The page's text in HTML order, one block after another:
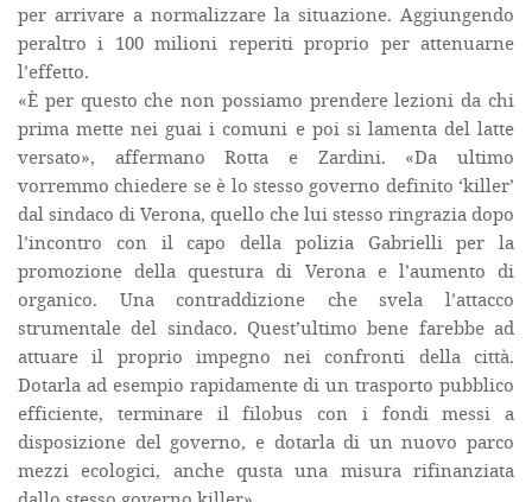
per arrivare a normalizzare la situazione. Aggiungendo
peraltro i 100 milioni reperiti proprio per attenuarne
l’effetto.
«È per questo che non possiamo prendere lezioni da chi
prima mette nei guai i comuni e poi si lamenta del latte
versato», affermano Rotta e Zardini. «Da ultimo
vorremmo chiedere se è lo stesso governo definito ‘killer’
dal sindaco di Verona, quello che lui stesso ringrazia dopo
l’incontro con il capo della polizia Gabrielli per la
promozione della questura di Verona e l’aumento di
organico. Una contraddizione che svela l’attacco
strumentale del sindaco. Quest’ultimo bene farebbe ad
attuare il proprio impegno nei confronti della città.
Dotarla ad esempio rapidamente di un trasporto pubblico
efficiente, terminare il filobus con i fondi messi a
disposizione del governo, e dotarla di un nuovo parco
mezzi ecologici, anche qusta una misura rifinanziata